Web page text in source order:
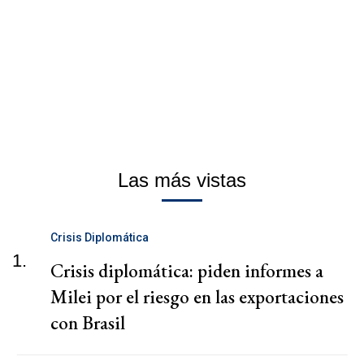
Las más vistas
1.
Crisis Diplomática
Crisis diplomática: piden informes a
Milei por el riesgo en las exportaciones
con Brasil